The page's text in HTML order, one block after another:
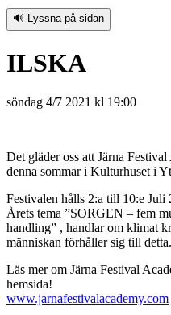
🔊 Lyssna på sidan
ILSKA
söndag 4/7 2021 kl 19:00
Det gläder oss att Järna
denna sommar i Kulturhuset i
Festivalen hålls 2:a till 10:e Juli
Årets tema ”SORGEN – fem
handling” , handlar om klimat
människan förhåller sig till detta.
Läs mer om Järna Festival
hemsida!
www.jarnafestivalacademy.com